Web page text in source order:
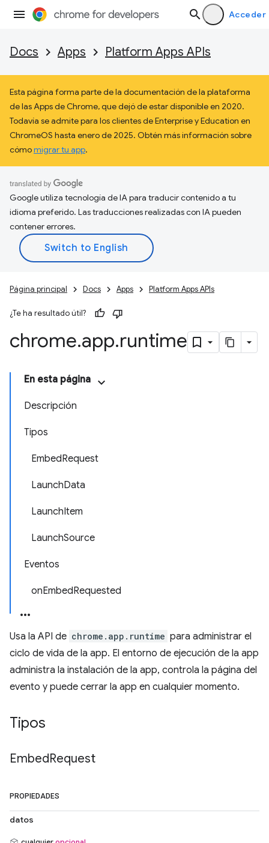
Acceder
Docs Apps Platform Apps APIs
Esta página forma parte de la documentación de la plataforma
de las Apps de Chrome, que dejó de estar disponible en 2020.
Todavía se admite para los clientes de Enterprise y Education en
ChromeOS hasta enero de 2025. Obtén más información sobre
cómomigrar tu app.
Google utiliza tecnología de IA para traducir contenido a tu
idioma preferido. Las traducciones realizadas con IA pueden
contener errores.
Página principal Docs Apps Platform Apps APIs
¿Te ha resultado útil?
chrome.app.runtime
En esta página
Descripción
Tipos
EmbedRequest
LaunchData
LaunchItem
LaunchSource
Eventos
onEmbedRequested
Usa la API de chrome.app.runtime para administrar el
ciclo de vida de la app. El entorno de ejecución de la app
administra la instalación de la app, controla la página del
evento y puede cerrar la app en cualquier momento.
Tipos
EmbedRequest
PROPIEDADES
datos